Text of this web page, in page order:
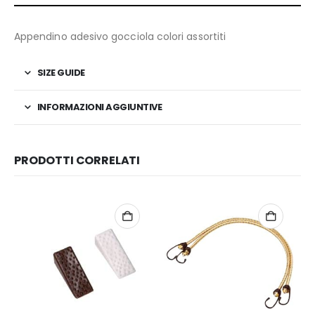
Appendino adesivo gocciola colori assortiti
SIZE GUIDE
INFORMAZIONI AGGIUNTIVE
PRODOTTI CORRELATI